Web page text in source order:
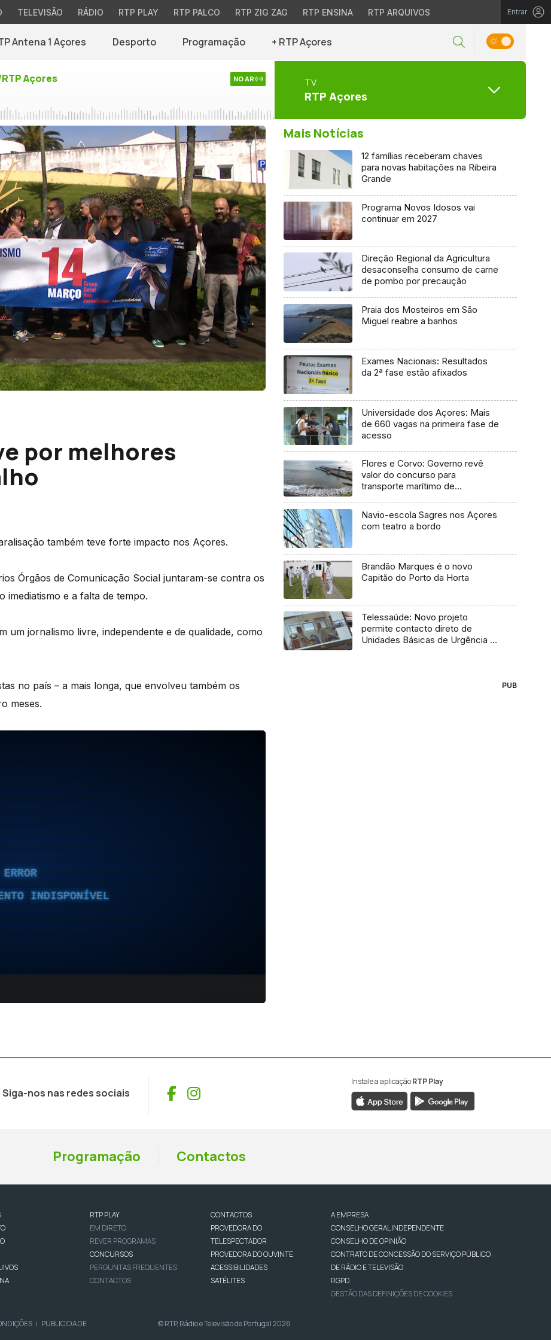
TELEVISÃO RÁDIO RTP PLAY RTP PALCO RTP ZIG ZAG RTP ENSINA RTP ARQUIVOS Entrar
Antena 1 Açores Desporto Programação + RTP Açores
Açores NO AR TV
RTP Açores
por melhores
também teve forte impacto nos Açores.
Órgãos de Comunicação Social juntaram-se contra os
imediatismo e a falta de tempo.
um jornalismo livre, independente e de qualidade, como
no país – a mais longa, que envolveu também os
meses.
Mais Notícias
12 famílias receberam chaves
para novas habitações na Ribeira
Grande
Programa Novos Idosos vai
continuar em 2027
Direção Regional da Agricultura
desaconselha consumo de carne
de pombo por precaução
Praia dos Mosteiros em São
Miguel reabre a banhos
Exames Nacionais: Resultados
da 2ª fase estão afixados
Universidade dos Açores: Mais
de 660 vagas na primeira fase de
acesso
Flores e Corvo: Governo revê
valor do concurso para
transporte marítimo de
Navio-escola Sagres nos Açores
com teatro a bordo
Brandão Marques é o novo
Capitão do Porto da Horta
Telessaúde: Novo projeto
permite contacto direto de
Unidades Básicas de Urgência e
PUB
Siga-nos nas redes sociais Facebook
Instagram
Instale a aplicaçãoRTP Play
Programação Contactos
RTP PLAY
EM DIRETO
REVER PROGRAMAS
CONCURSOS
PERGUNTAS FREQUENTES
CONTACTOS
CONTACTOS
PROVEDORA DO
TELESPECTADOR
PROVEDORA DO OUVINTE
ACESSIBILIDADES
SATÉLITES
A EMPRESA
CONSELHO GERAL INDEPENDENTE
CONSELHO DE OPINIÃO
CONTRATO DE CONCESSÃO DO SERVIÇO PÚBLICO
DE RÁDIO E TELEVISÃO
RGPD
GESTÃO DAS DEFINIÇÕES DE COOKIES
| PUBLICIDADE © RTP, Rádio e Televisão de Portugal 2026